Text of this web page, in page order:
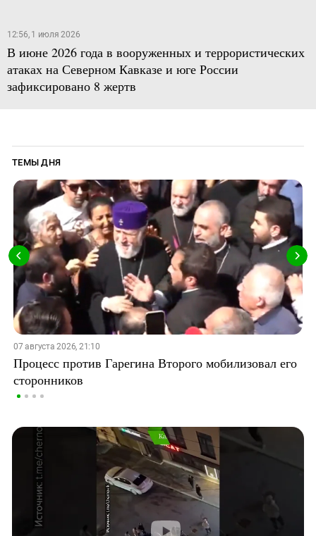
12:56, 1 июля 2026
В июне 2026 года в вооруженных и террористических
атаках на Северном Кавказе и юге России
зафиксировано 8 жертв
ТЕМЫ ДНЯ
07 августа 2026, 21:10
Процесс против Гарегина Второго мобилизовал его
сторонников